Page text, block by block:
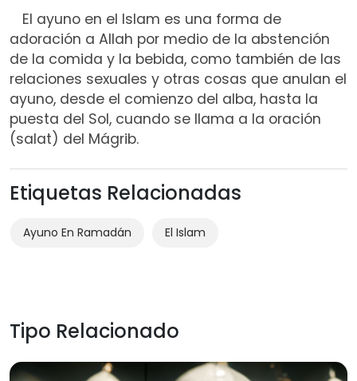
El ayuno en el Islam es una forma de
adoración a Allah por medio de la abstención
de la comida y la bebida, como también de las
relaciones sexuales y otras cosas que anulan el
ayuno, desde el comienzo del alba, hasta la
puesta del Sol, cuando se llama a la oración
(salat) del Mágrib.
Etiquetas Relacionadas
Ayuno En Ramadán El Islam
Tipo Relacionado